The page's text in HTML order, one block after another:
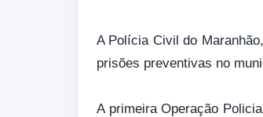
A Polícia Civil do
prisões preventivas no
A primeira Operação